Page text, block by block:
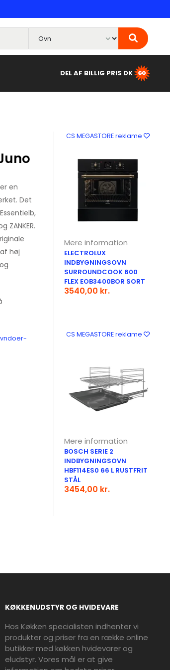
DEL AF BILLIG PRIS DK
en
Det
ZANKER.
høj
CS MEGASTORE reklame
Mere information
ELECTROLUX
INDBYGNINGSOVN
SURROUNDCOOK 600
FLEX EOB3400BOR SORT
3540,00 kr.
CS MEGASTORE reklame
Mere information
BOSCH SERIE 2
INDBYGNINGSOVN
HBF114ES0 66 L RUSTFRIT
STÅL
3454,00 kr.
KØKKENUDSTYR OG HVIDEVARE
Hos Køkken specialisten indhenter vi
produkter og priser fra en række online
butikker med køkken hvidevarer og
eludstyr. Vores mål er at give